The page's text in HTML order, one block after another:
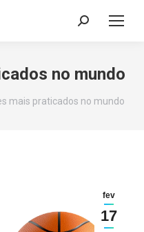
Search:
no mundo
mais praticados no mundo
fev
17